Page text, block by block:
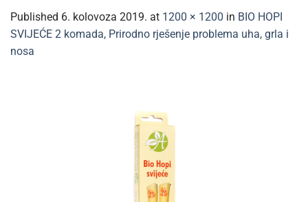
Published 6. kolovoza 2019. at 1200 × 1200 in BIO HOPI
SVIJEĆE 2 komada, Prirodno rješenje problema uha, grla i
nosa